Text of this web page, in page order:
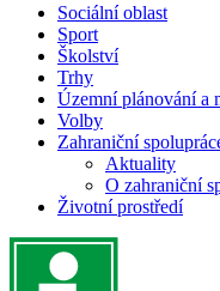
Sociální oblast
Sport
Školství
Trhy
Územní plánování a
Volby
Zahraniční
Aktuality
O zahraniční
Životní prostředí